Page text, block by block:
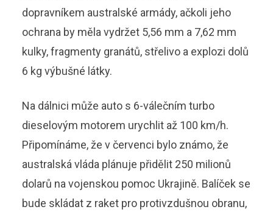
dopravníkem australské armády, ačkoli jeho
ochrana by měla vydržet 5,56 mm a 7,62 mm
kulky, fragmenty granátů, střelivo a explozi dolů
6 kg výbušné látky.
Na dálnici může auto s 6-válečním turbo
dieselovým motorem urychlit až 100 km/h.
Připomínáme, že v červenci bylo známo, že
australská vláda plánuje přidělit 250 milionů
dolarů na vojenskou pomoc Ukrajině. Balíček se
bude skládat z raket pro protivzdušnou obranu,